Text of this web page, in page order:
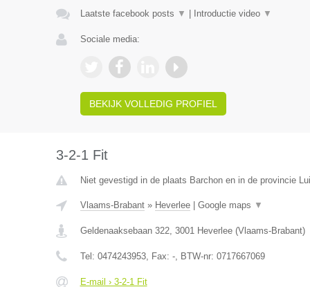
Laatste facebook posts ▼ Introductie video ▼
Sociale media:
BEKIJK VOLLEDIG PROFIEL
3-2-1 Fit
Niet gevestigd in de plaats Barchon en in de provincie
Vlaams-Brabant» Heverlee| Google maps ▼
Geldenaaksebaan 322, 3001 Heverlee(Vlaams-Brabant)
Tel: 0474243953, Fax: -, BTW-nr: 0717667069
E-mail › 3-2-1 Fit